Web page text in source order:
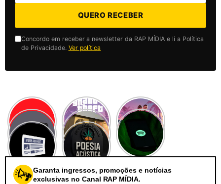
QUERO RECEBER
Concordo em receber a newsletter da RAP MÍDIA e li a Política
de Privacidade. Ver política
Garanta ingressos, promoções e notícias
exclusivas no Canal RAP MÍDIA.